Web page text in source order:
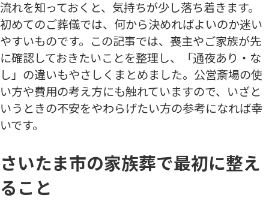
流れを知っておくと、気持ちが少し落ち着きます。
初めてのご葬儀では、何から決めればよいのか迷い
やすいものです。この記事では、喪主やご家族が先
に確認しておきたいことを整理し、
「通夜あり・な
し」の違いもやさしくまとめました。公営斎場の使
い方や費用の考え方にも触れていますので、いざと
いうときの不安をやわらげたい方の参考になれば幸
いです。
さいたま市の家族葬で最初に整え
ること